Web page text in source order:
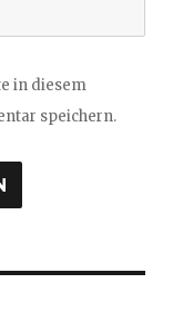
in diesem
speichern.